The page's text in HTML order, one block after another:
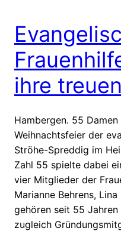
ihre
Hambergen. 55
Weihnachtsfeier der
Ströhe-Spreddig im
Zahl 55 spielte dabei
vier Mitglieder der
Marianne Behrens,
gehören seit 55
zugleich